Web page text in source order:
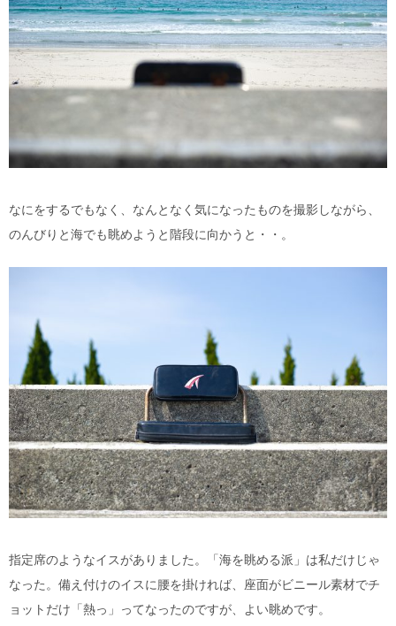
なにをするでもなく、なんとなく気になったものを撮影しながら、
のんびりと海でも眺めようと階段に向かうと・・。
指定席のようなイスがありました。「海を眺める派」は私だけじゃ
なった。備え付けのイスに腰を掛ければ、座面がビニール素材でチ
ョットだけ「熱っ」ってなったのですが、よい眺めです。